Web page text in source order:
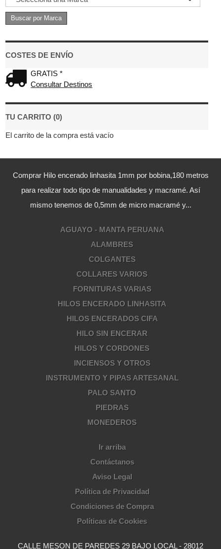
COSTES DE ENVÍO
GRATIS *
Consultar Destinos
TU CARRITO (0)
El carrito de la compra está vacío
Comprar Hilo encerado linhasita 1mm por bobina,180 metros
para realizar todo tipo de manualidades y macramé. Así
mismo tenemos de 0,5mm de micro macramé y...
AGUAYO - MANTA PERUANA
ALAMBRES
COLGANTES
COLLARES VARIOS
FORNITURAS VARIAS
HILOS ENCERADO LINHASITA
HILOS ENCERADOS CIFA
HILO SIN ENCERAR
HILOS Y CORDONES
INCIENSOS Y OTROS
INSTRUMENTO Y PIPAS ARTESANAL
PALO SANTO
PIEDRAS
MONEDEROS
Ir arriba
Contáctanos
Aviso Legal
Política de Privacidad
Condiciones de Compra
Políticas de Cookies
CALLE MESON DE PAREDES 29 BAJO LOCAL - 28012